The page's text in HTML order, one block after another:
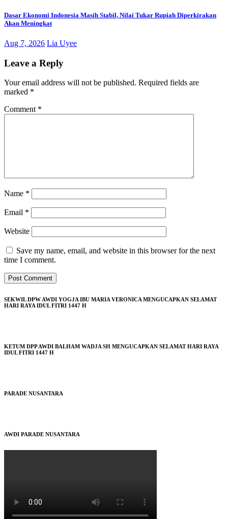
Dasar Ekonomi Indonesia Masih Stabil, Nilai Tukar Rupiah Diperkirakan
Akan Meningkat
Aug 7, 2026 Lia Uyee
Leave a Reply
Your email address will not be published. Required fields are
marked *
Comment *
Name *
Email *
Website
Save my name, email, and website in this browser for the next
time I comment.
SEKWIL DPW AWDI YOGJA IBU MARIA VERONICA MENGUCAPKAN SELAMAT
HARI RAYA IDUL FITRI 1447 H
KETUM DPP AWDI BALHAM WADJA SH MENGUCAPKAN SELAMAT HARI RAYA
IDUL FITRI 1447 H
PARADE NUSANTARA
AWDI PARADE NUSANTARA